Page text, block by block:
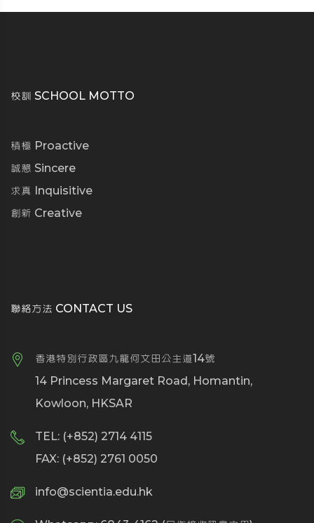
校訓 SCHOOL MOTTO
積極 Proactive
誠懇 Sincere
求真 Inquisitive
創新 Creative
聯絡方法 CONTACT US
香港特別行政區九龍何文田公主道14號
14 Princess Margaret Road, Homantin,
Kowloon, HKSAR
TEL: (+852) 2714 4115
FAX: (+852) 2761 0050
info@scientia.edu.hk